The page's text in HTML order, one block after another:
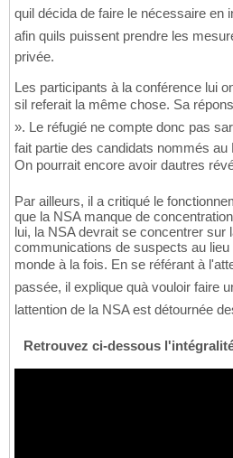
quil décida de faire le nécessaire en
afin quils puissent prendre les
privée.
Les participants à la conférence lui
sil referait la même chose. Sa
». Le réfugié ne compte donc pas
fait partie des candidats nommés au
On pourrait encore avoir dautres
Par ailleurs, il a critiqué le
que la NSA manque de
lui, la NSA devrait se concentrer sur
communications de suspects au
monde à la fois. En se référant à
passée, il explique quà vouloir faire
lattention de la NSA est détournée
Retrouvez ci-dessous